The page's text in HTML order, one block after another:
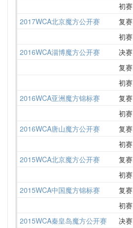
初赛
2017WCA北京魔方公开赛 复赛
初赛
2016WCA淄博魔方公开赛 决赛
复赛
初赛
2016WCA亚洲魔方锦标赛 复赛
初赛
2016WCA唐山魔方公开赛 复赛
初赛
2015WCA北京魔方公开赛 复赛
初赛
2015WCA中国魔方锦标赛 复赛
初赛
2015WCA秦皇岛魔方公开赛 决赛